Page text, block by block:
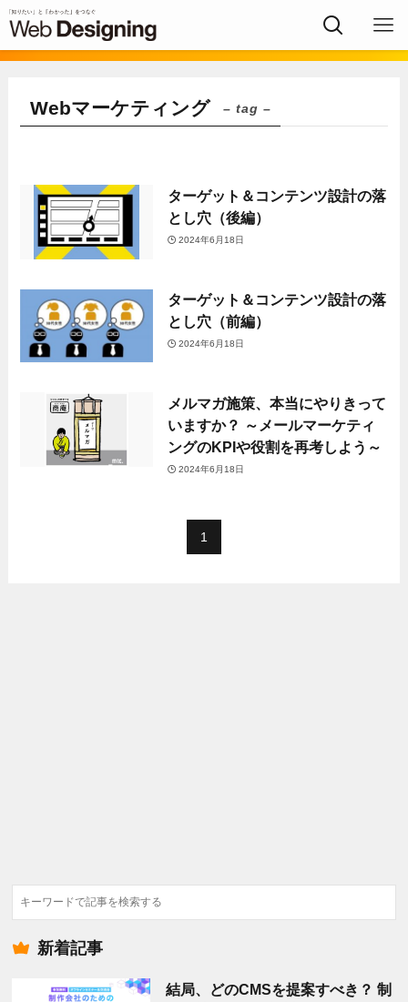
Webマーケティング – tag –
ターゲット＆コンテンツ設計の落
とし穴（後編）
2024年6月18日
ターゲット＆コンテンツ設計の落
とし穴（前編）
2024年6月18日
メルマガ施策、本当にやりきって
いますか？ ～メールマーケティ
ングのKPIや役割を再考しよう～
2024年6月18日
1
検
索
新着記事
結局、どのCMSを提案すべき？ 制